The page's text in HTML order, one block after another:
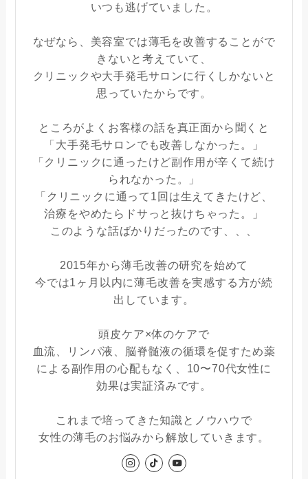
いつも逃げていました。
なぜなら、美容室では薄毛を改善することがで
きないと考えていて、
クリニックや大手発毛サロンに行くしかないと
思っていたからです。
ところがよくお客様の話を真正面から聞くと
「大手発毛サロンでも改善しなかった。」
「クリニックに通ったけど副作用が辛くて続け
られなかった。」
「クリニックに通って1回は生えてきたけど、
治療をやめたらドサっと抜けちゃった。」
このような話ばかりだったのです、、、
2015年から薄毛改善の研究を始めて
今では1ヶ月以内に薄毛改善を実感する方が続
出しています。
頭皮ケア×体のケアで
血流、リンパ液、脳脊髄液の循環を促すため薬
による副作用の心配もなく、10〜70代女性に
効果は実証済みです。
これまで培ってきた知識とノウハウで
女性の薄毛のお悩みから解放していきます。